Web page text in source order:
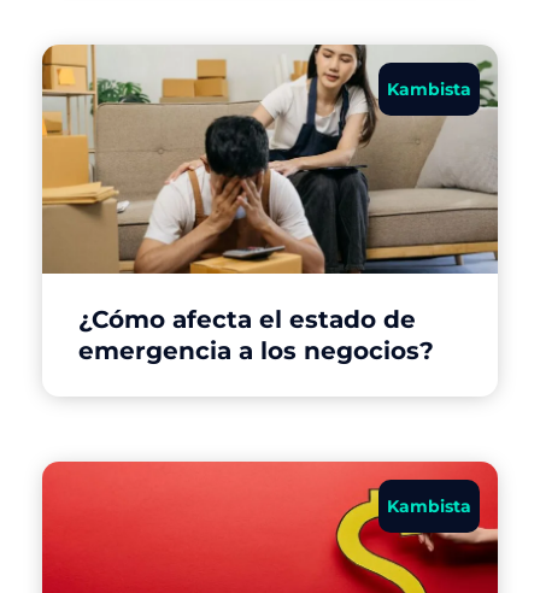
Kambista
¿Cómo afecta el estado de
emergencia a los negocios?
Kambista